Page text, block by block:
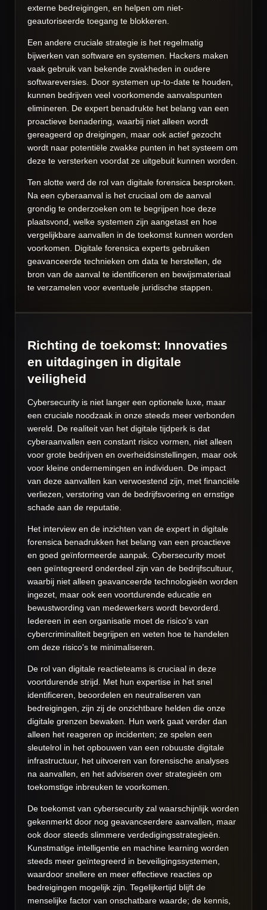
externe bedreigingen, en helpen om niet-
geautoriseerde toegang te blokkeren.
Een andere cruciale strategie is het regelmatig
bijwerken van software en systemen. Hackers maken
vaak gebruik van bekende zwakheden in oudere
softwareversies. Door systemen up-to-date te houden,
kunnen bedrijven veel voorkomende aanvalspunten
elimineren. De expert benadrukte het belang van een
proactieve benadering, waarbij niet alleen wordt
gereageerd op dreigingen, maar ook actief gezocht
wordt naar potentiële zwakke punten in het systeem om
deze te versterken voordat ze uitgebuit kunnen worden.
Ten slotte werd de rol van digitale forensica besproken.
Na een cyberaanval is het cruciaal om de aanval
grondig te onderzoeken om te begrijpen hoe deze
plaatsvond, welke systemen zijn aangetast en hoe
vergelijkbare aanvallen in de toekomst kunnen worden
voorkomen. Digitale forensica experts gebruiken
geavanceerde technieken om data te herstellen, de
bron van de aanval te identificeren en bewijsmateriaal
te verzamelen voor eventuele juridische stappen.
Richting de toekomst: Innovaties
en uitdagingen in digitale
veiligheid
Cybersecurity is niet langer een optionele luxe, maar
een cruciale noodzaak in onze steeds meer verbonden
wereld. De realiteit van het digitale tijdperk is dat
cyberaanvallen een constant risico vormen, niet alleen
voor grote bedrijven en overheidsinstellingen, maar ook
voor kleine ondernemingen en individuen. De impact
van deze aanvallen kan verwoestend zijn, met financiële
verliezen, verstoring van de bedrijfsvoering en ernstige
schade aan de reputatie.
Het interview en de inzichten van de expert in digitale
forensica benadrukken het belang van een proactieve
en goed geïnformeerde aanpak. Cybersecurity moet
een geïntegreerd onderdeel zijn van de bedrijfscultuur,
waarbij niet alleen geavanceerde technologieën worden
ingezet, maar ook een voortdurende educatie en
bewustwording van medewerkers wordt bevorderd.
Iedereen in een organisatie moet de risico's van
cybercriminaliteit begrijpen en weten hoe te handelen
om deze risico's te minimaliseren.
De rol van digitale reactieteams is cruciaal in deze
voortdurende strijd. Met hun expertise in het snel
identificeren, beoordelen en neutraliseren van
bedreigingen, zijn zij de onzichtbare helden die onze
digitale grenzen bewaken. Hun werk gaat verder dan
alleen het reageren op incidenten; ze spelen een
sleutelrol in het opbouwen van een robuuste digitale
infrastructuur, het uitvoeren van forensische analyses
na aanvallen, en het adviseren over strategieën om
toekomstige inbreuken te voorkomen.
De toekomst van cybersecurity zal waarschijnlijk worden
gekenmerkt door nog geavanceerdere aanvallen, maar
ook door steeds slimmere verdedigingsstrategieën.
Kunstmatige intelligentie en machine learning worden
steeds meer geïntegreerd in beveiligingssystemen,
waardoor snellere en meer effectieve reacties op
bedreigingen mogelijk zijn. Tegelijkertijd blijft de
menselijke factor van onschatbare waarde; de kennis,